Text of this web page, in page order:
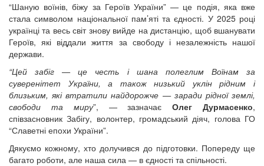
“Шаную воїнів, біжу за Героїв України” — це подія, яка вже
стала символом національної пам’яті та єдності. У 2025 році
українці та весь світ знову вийде на дистанцію, щоб вшанувати
Героїв, які віддали життя за свободу і незалежність нашої
держави.
“Цей забіг — це честь і шана полеглим Воїнам за
суверенітет України, а також низький уклін рідним і
близьким, які втратили найдорожче — заради рідної землі,
свободи та миру”, — зазначаєОлег Дурмасенко,
співзасновник Забігу, волонтер, громадський діяч, голова ГО
“Славетні епохи України”.
Дякуємо кожному, хто долучився до підготовки. Попереду ще
багато роботи, але наша сила — в єдності та спільності.